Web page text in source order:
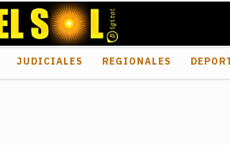
JUDICIALES REGIONALES